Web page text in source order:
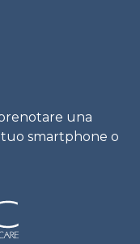
una
smartphone o